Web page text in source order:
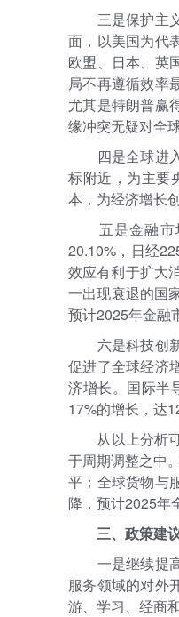
三是保护主
面，以美国为代
欧盟、日本、英
局不再遵循效率
尤其是特朗普赢
缘冲突无疑对全
四是全球进
标附近，为主要
本，为经济增长
五是金融
20.10%，日经
效应有利于扩大
一出现衰退的国
预计2025年金融
六是科技创
促进了全球经济
济增长。国际半
17%的增长，达
从以上分析
于周期调整之中
平；全球货物与
降，预计2025年
三、政策建
一是继续提
服务领域的对外
游、学习、经商